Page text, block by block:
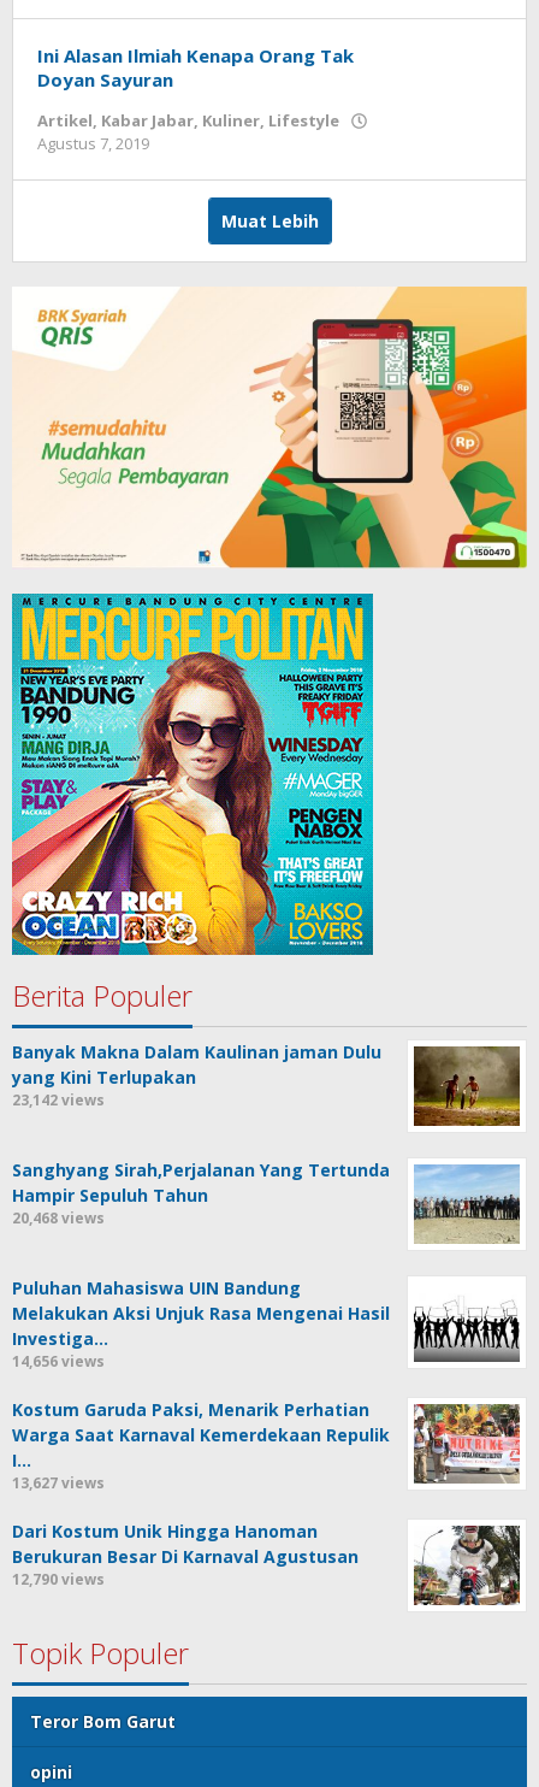
Ini Alasan Ilmiah Kenapa Orang Tak
Doyan Sayuran
Artikel, Kabar Jabar, Kuliner, Lifestyle
Agustus 7, 2019
Muat Lebih
Berita Populer
Banyak Makna Dalam Kaulinan jaman Dulu
yang Kini Terlupakan
23,142 views
Sanghyang Sirah,Perjalanan Yang Tertunda
Hampir Sepuluh Tahun
20,468 views
Puluhan Mahasiswa UIN Bandung
Melakukan Aksi Unjuk Rasa Mengenai Hasil
Investiga…
14,656 views
Kostum Garuda Paksi, Menarik Perhatian
Warga Saat Karnaval Kemerdekaan Repulik
I…
13,627 views
Dari Kostum Unik Hingga Hanoman
Berukuran Besar Di Karnaval Agustusan
12,790 views
Topik Populer
Teror Bom Garut
opini